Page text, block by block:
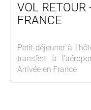
VOL RETOUR
FRANCE
Petit-déjeuner à
transfert à
Arrivée en France